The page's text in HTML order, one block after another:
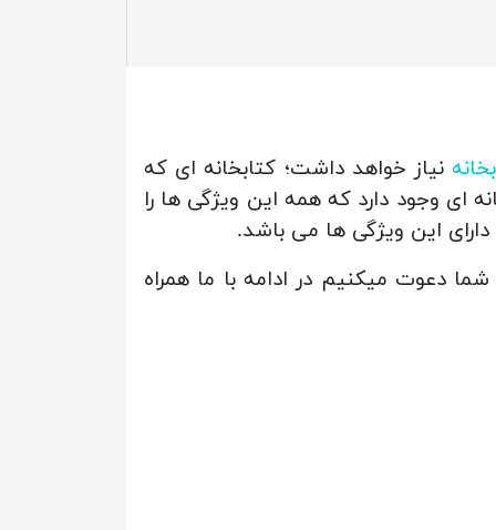
نیاز خواهد داشت؛ کتابخانه ای که
ای وجود دارد که همه این ویژگی ها را
این ویژگی ها می باشد.
دعوت میکنیم در ادامه با ما همراه